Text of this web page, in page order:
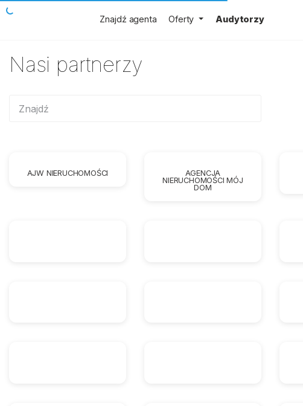
Znajdź agenta Oferty Audytorzy
Nasi partnerzy
AJW NIERUCHOMOŚCI
AGENCJA
NIERUCHOMOŚCI MÓJ
DOM